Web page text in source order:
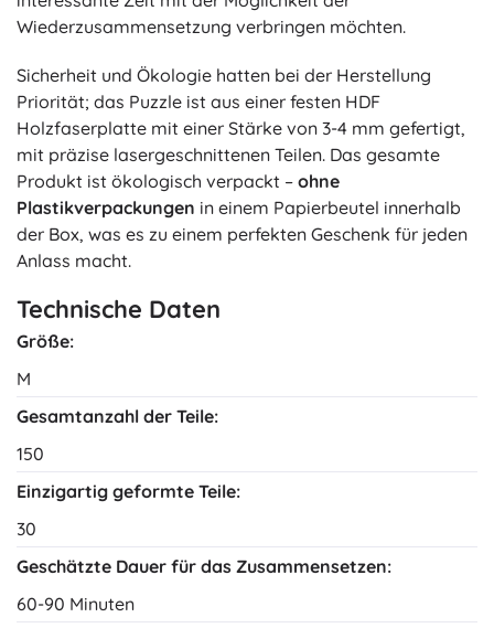
Wiederzusammensetzung verbringen möchten.
Sicherheit und Ökologie hatten bei der Herstellung
Priorität; das Puzzle ist aus einer festen HDF
Holzfaserplatte mit einer Stärke von 3-4 mm gefertigt,
mit präzise lasergeschnittenen Teilen. Das gesamte
Produkt ist ökologisch verpackt – ohne
Plastikverpackungen in einem Papierbeutel innerhalb
der Box, was es zu einem perfekten Geschenk für jeden
Anlass macht.
Technische Daten
Größe:
M
Gesamtanzahl der Teile:
150
Einzigartig geformte Teile:
30
Geschätzte Dauer für das Zusammensetzen:
60-90 Minuten